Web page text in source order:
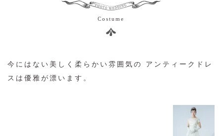
Costume
今にはない美しく柔らかい雰囲気の
アンティークドレ
スは優雅が漂います。